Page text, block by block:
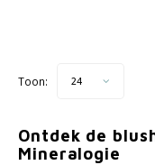
Toon: 24
Ontdek de
Mineralogie